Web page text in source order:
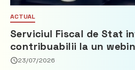
ACTUAL
Serviciul Fiscal de Stat
contribuabilii la un
privind calculul
23/07/2026